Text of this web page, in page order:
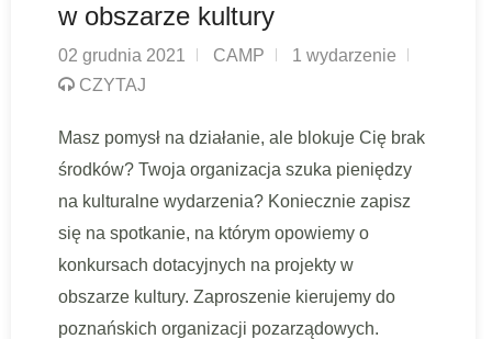
w obszarze kultury
02 grudnia 2021 CAMP
1 wydarzenie
CZYTAJ
Masz pomysł na działanie, ale blokuje Cię brak
środków? Twoja organizacja szuka pieniędzy
na kulturalne wydarzenia? Koniecznie zapisz
się na spotkanie, na którym opowiemy o
konkursach dotacyjnych na projekty w
obszarze kultury. Zaproszenie kierujemy do
poznańskich organizacji pozarządowych.